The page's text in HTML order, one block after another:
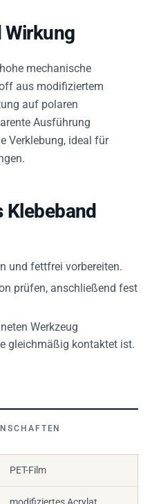
mechanische
aus modifiziertem
auf polaren
Ausführung
Verklebung, ideal für
Klebeband
und fettfrei vorbereiten.
prüfen, anschließend fest
Werkzeug
gleichmäßig kontaktet ist.
PET-Film